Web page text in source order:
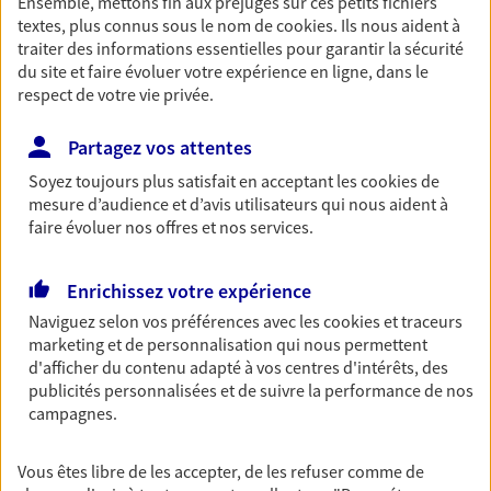
Découvrir les offres Épargne
Retraite
Préparez sereinement ce nouveau chapitre de
votre vie avec les conseils d'un expert. Découvrez
notre solution PER (Plan Epargne Retraite)
spécialement conçue pour la retraite.
Prévoyance
Pour un avenir serein, assurez-vous avec notre
contrat prévoyance. Préservez vos proches en cas
d'accident ou de maladie en optant pour les
garanties incapacité temporaire totale de travail,
Découvrir l'offre Prévoyance
textes, plus connus sous le nom decookies. Ils nous aident à
traiter des informations essentielles pour garantir la sécurité
du site et faire évoluer votre expérience en ligne, dans le
respect de votre vie privée.
Partagez vos attentes
Soyez toujours plus satisfait en acceptant lescookiesde
mesure d’audience et d’avis utilisateurs qui nous aident à
faire évoluer nos offres et nos services.
Enrichissez votre expérience
Naviguez selon vos préférences avec lescookies et traceurs
marketing et de personnalisation qui nous permettent
d'afficher du contenu adapté à vos centres d'intérêts, des
publicités personnalisées et de suivre la performance de nos
campagnes.
Vous êtes libre de les accepter, de les refuser comme de